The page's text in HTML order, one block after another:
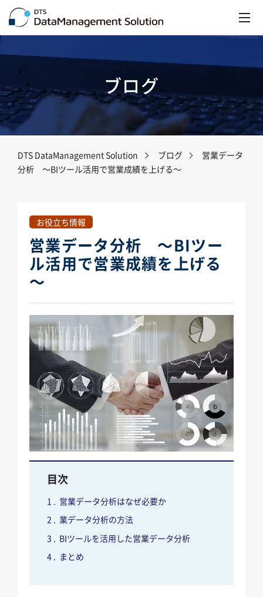
ブログ
DTS DataManagement Solution ブログ
営業データ
分析 ～BIツール活用で営業成績を上げる～
お役立ち情報
営業データ分析 ～BIツー
ル活用で営業成績を上げる
～
目次
営業データ分析はなぜ必要か
業データ分析の方法
BIツールを活用した営業データ分析
まとめ